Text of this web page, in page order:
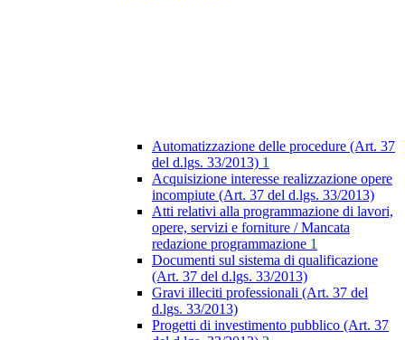
Automatizzazione delle procedure (Art. 37
del d.lgs. 33/2013) 1
Acquisizione interesse realizzazione opere
incompiute (Art. 37 del d.lgs. 33/2013)
Atti relativi alla programmazione di lavori,
opere, servizi e forniture / Mancata
redazione programmazione 1
Documenti sul sistema di qualificazione
(Art. 37 del d.lgs. 33/2013)
Gravi illeciti professionali (Art. 37 del
d.lgs. 33/2013)
Progetti di investimento pubblico (Art. 37